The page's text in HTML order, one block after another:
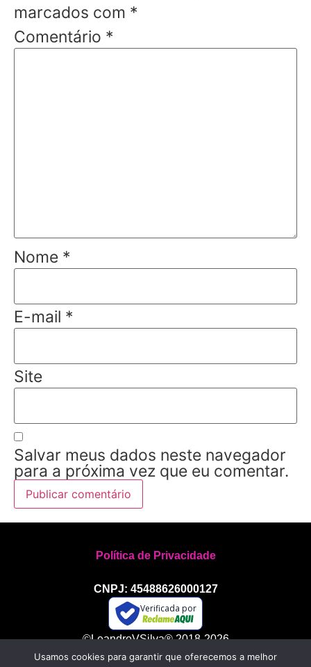
marcados com *
Comentário *
Nome *
E-mail *
Site
Salvar meus dados neste navegador
para a próxima vez que eu comentar.
Política de Privacidade
CNPJ: 45488626000127
Verificada por
©LeandroVSilva® 2018-2026
Todos os direitos reservados
Usamos cookies para garantir que oferecemos a melhor